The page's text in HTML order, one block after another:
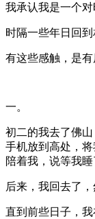
我承认我是一个对
时隔一些年日回
有这些感触，是有
一。
初二的我去了佛
手机放到高处，
陪着我，说等我
后来，我回去了
直到前些日子，